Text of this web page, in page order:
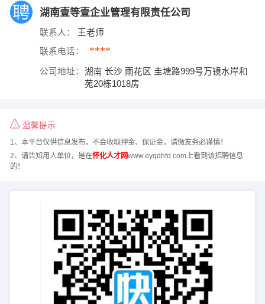
湖南壹等壹企业管理有限责任公司
联系人： 王老师
联系电话： ****
公司地址：
湖南 长沙 雨花区 圭塘路999号万镜水岸和
苑20栋1018房
温馨提示
1、本平台仅供信息发布，不会收取押金、保证金，请微友务必谨慎！
2、请告知用人单位，是在怀化人才网www.eyqdhfd.com上看到该招聘信息
的！